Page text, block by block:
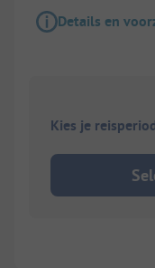
Details en
Kies je